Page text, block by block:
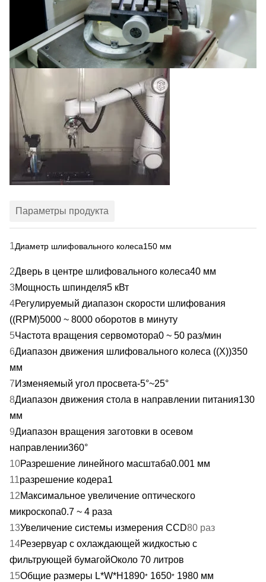
Параметры продукта
1Диаметр шлифовального колеса150 мм
2Дверь в центре шлифовального колеса40 мм
3Мощность шпинделя5 кВт
4Регулируемый диапазон скорости шлифования
((RPM)5000 ~ 8000 оборотов в минуту
5Частота вращения сервомотора0 ~ 50 раз/мин
6Диапазон движения шлифовального колеса ((X))350
мм
7Изменяемый угол просвета-5°~25°
8Диапазон движения стола в направлении питания130
мм
9Диапазон вращения заготовки в осевом
направлении360°
10Разрешение линейного масштаба0.001 мм
11разрешение кодера1
12Максимальное увеличение оптического
микроскопа0.7 ~ 4 раза
13Увеличение системы измерения CCD80 раз
14Резервуар с охлаждающей жидкостью с
фильтрующей бумагойОколо 70 литров
15Общие размеры L*W*H 1890* 1650* 1980 мм